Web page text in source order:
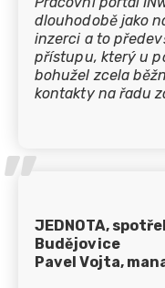
dlouhodobě jako
inzerci a to
přístupu, který u
bohužel zcela
kontakty na řadu
’’JEDNOTA,
Budějovice
Pavel Vojta,